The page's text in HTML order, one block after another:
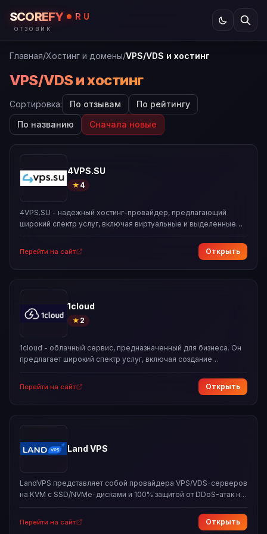
SCOREFY RU
ОТЗОВИК
Главная/Хостинг и домены/VPS/VDS и хостинг
VPS/VDS и хостинг
Сортировка: По отзывам
По рейтингу
По названию
Сначала новые
4VPS.SU
★ 4
4VPS.SU - надежный хостинг-провайдер, предлагающий
широкий спектр услуг, включая виртуальные и выделенные
сервера, хостинг сайтов, регистрацию доменов и аренду IPv4
сетей. Компания обеспечивает премиальное качество услуг
по доступным ценам и имеет большой выбор локаций для
размещения серверов.
Перейти на сайт Открыть
1cloud
★ 2
1cloud - облачный сервис, предназначенный для бизнеса. Он
предлагает широкий спектр услуг, включая создание
управление сетями. Основные преимущества сервиса
включают в себя гибкость конфигурации, надежность
хранения данных и простоту управления.
Перейти на сайт Открыть
Land VPS
LandVPS представляет собой провайдера VPS/VDS-серверов
на KVM с SSD/NVMe-дисками и 100% защитой от DDoS-атак на
локации в России (Москва, Уфа), США, Германии,
Нидерландах, Финляндии; тарифы от 150 ₽/мес (1
Перейти на сайт Открыть